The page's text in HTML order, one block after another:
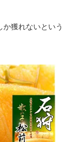
獲れないという